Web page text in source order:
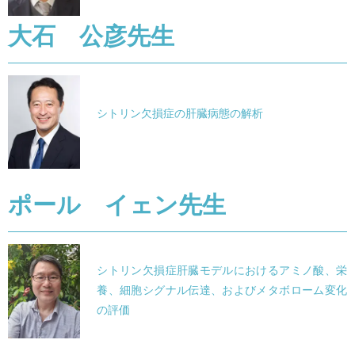
大石 公彦先生
シトリン欠損症の肝臓病態の解析
ポール イェン先生
シトリン欠損症肝臓モデルにおけるアミノ酸、栄
養、細胞シグナル伝達、およびメタボローム変化
の評価